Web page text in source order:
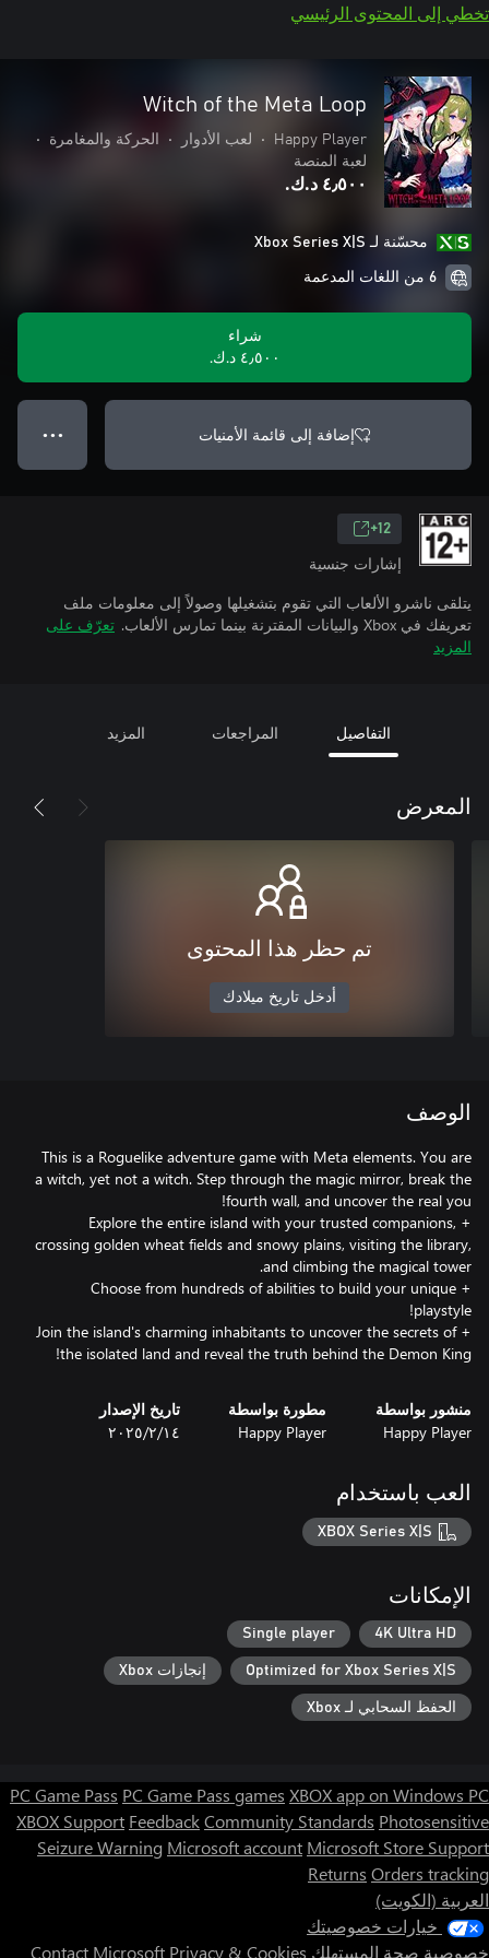
تخطي إلى المحتوى الرئيسي
Witch of the Meta Loop
Happy Player
• لعب الأدوار • الحركة والمغامرة
•
لعبة المنصة
٤٫٥٠٠ د.ك.‏
محسّنة لـ Xbox Series X|S
6 من اللغات المدعمة
شراء
٤٫٥٠٠ د.ك.‏
إضافة إلى قائمة الأمنيات ● ● ●
12+
إشارات جنسية
يتلقى ناشرو الألعاب التي تقوم بتشغيلها وصولاً إلى معلومات ملف
تعريفك في Xbox والبيانات المقترنة بينما تمارس الألعاب.
تعرّف على
المزيد
التفاصيل المراجعات المزيد
المعرض
تم حظر هذا المحتوى
أدخل تاريخ ميلادك
الوصف
This is a Roguelike adventure game with Meta elements. You are
a witch, yet not a witch. Step through the magic mirror, break the
+ Explore the entire island with your trusted companions,
crossing golden wheat fields and snowy plains, visiting the library,
+ Choose from hundreds of abilities to build your unique
+ Join the island's charming inhabitants to uncover the secrets of
the isolated land and reveal the truth behind the Demon King!
منشور بواسطة
Happy Player
مطورة بواسطة
Happy Player
تاريخ الإصدار
١٤‏/٢‏/٢٠٢٥
العب باستخدام
XBOX Series X|S
الإمكانات
4K Ultra HD
Single player
Optimized for Xbox Series X|S إنجازات Xbox
الحفظ السحابي لـ Xbox
PC Game Pass PC Game Pass games XBOX app on Windows PC
XBOX Support FeedbackCommunity Standards Photosensitive
Seizure Warning Microsoft account Microsoft Store Support
Returns Orders tracking
العربية (الكويت)
خيارات خصوصيتك
خصوصية صحة المستهلك
Contact Microsoft Privacy & Cookies